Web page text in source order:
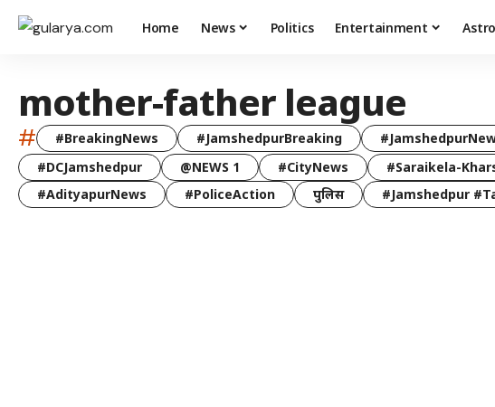
Home News Politics Entertainment
mother-father league
# #BreakingNews #JamshedpurBreaking
#DCJamshedpur
@NEWS 1 #CityNews #Saraikela-
#AdityapurNews
#PoliceAction पुलिस #Jamshedpur